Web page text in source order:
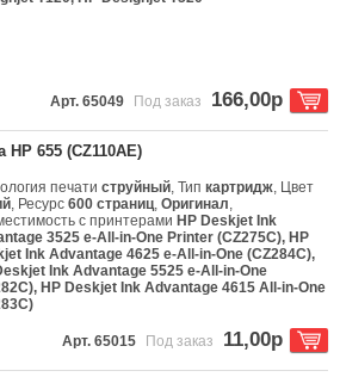
Арт. 65049 Под заказ 166,00р
655 (CZ110AE)
печатиструйный, Типкартридж, Цвет
, Ресурс600 страниц,Оригинал,
с принтерами HP Deskjet Ink
3525 e-All-in-One Printer (CZ275C), HP
Ink Advantage 4625 e-All-in-One (CZ284C),
Ink Advantage 5525 e-All-in-One
HP Deskjet Ink Advantage 4615 All-in-One
Арт. 65015
Под заказ 11,00р